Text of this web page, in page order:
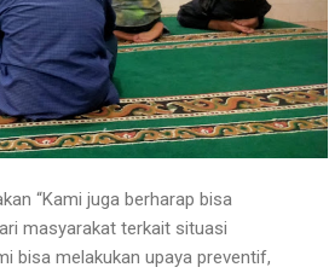
“Kami juga berharap bisa
masyarakat terkait situasi
bisa melakukan upaya preventif,